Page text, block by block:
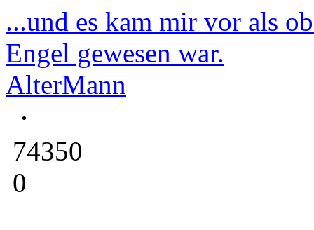
...und es kam mir vor als
Engel gewesen war.
AlterMann
74350
0